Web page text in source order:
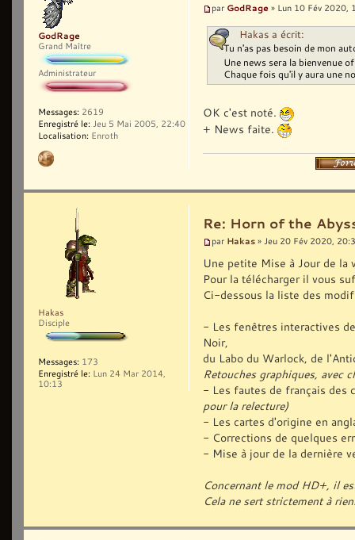
par GodRage » Lun 10 Fév 2020,
Hakas a écrit:
Tu n'as pas besoin de mon
Une news sera la bienvenue
Chaque fois qu'il y aura une
OK c'est noté.
+ News faite.
GodRage
Grand Maître
Administrateur
Messages: 2619
Enregistré le: Jeu 5 Mai 2005, 22:40
Localisation: Enroth
Re: Horn of the
par Hakas » Jeu 20 Fév 2020,
Une petite Mise à Jour de la
Pour la télécharger il vous
Ci-dessous la liste des
- Les fenêtres interactives
Noir,
du Labo du Warlock, de
Retouches graphiques, avec
- Les fautes de français des
pour la relecture)
- Les cartes d'origine en
- Corrections de quelques
- Mise à jour de la dernière
Concernant le mod HD+, il
Cela ne sert strictement à
Hakas
Disciple
Messages: 173
Enregistré le: Lun 24 Mar 2014,
10:13